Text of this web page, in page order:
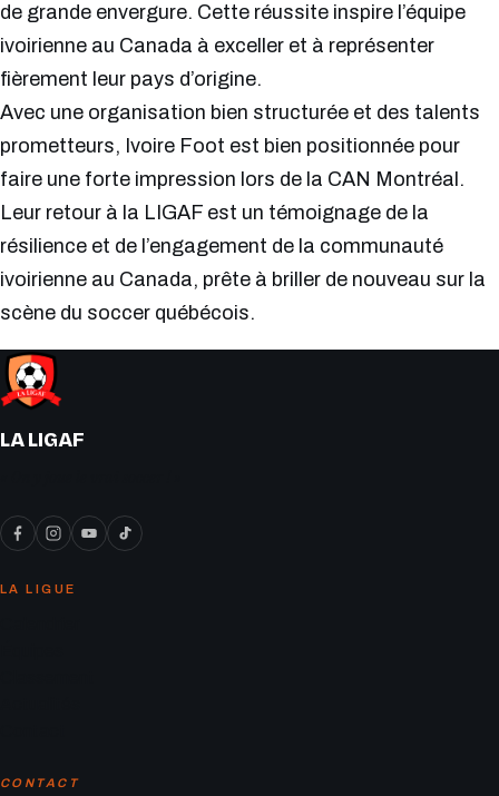
de grande envergure. Cette réussite inspire l’équipe
ivoirienne au Canada à exceller et à représenter
fièrement leur pays d’origine.
Avec une organisation bien structurée et des talents
prometteurs, Ivoire Foot est bien positionnée pour
faire une forte impression lors de la CAN Montréal.
Leur retour à la LIGAF est un témoignage de la
résilience et de l’engagement de la communauté
ivoirienne au Canada, prête à briller de nouveau sur la
scène du soccer québécois.
LA LIGAF
LA LIGUE
CONTACT